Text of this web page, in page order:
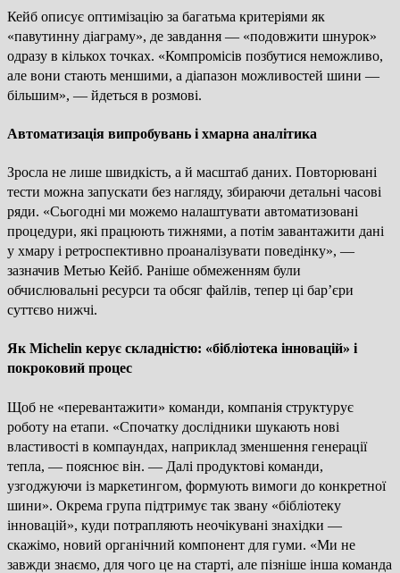
Кейб описує оптимізацію за багатьма критеріями як
«павутинну діаграму», де завдання — «подовжити шнурок»
одразу в кількох точках. «Компромісів позбутися неможливо,
але вони стають меншими, а діапазон можливостей шини —
більшим», — йдеться в розмові.
Автоматизація випробувань і хмарна аналітика
Зросла не лише швидкість, а й масштаб даних. Повторювані
тести можна запускати без нагляду, збираючи детальні часові
ряди. «Сьогодні ми можемо налаштувати автоматизовані
процедури, які працюють тижнями, а потім завантажити дані
у хмару і ретроспективно проаналізувати поведінку», —
зазначив Метью Кейб. Раніше обмеженням були
обчислювальні ресурси та обсяг файлів, тепер ці бар’єри
суттєво нижчі.
Як Michelin керує складністю: «бібліотека інновацій» і
покроковий процес
Щоб не «перевантажити» команди, компанія структурує
роботу на етапи. «Спочатку дослідники шукають нові
властивості в компаундах, наприклад зменшення генерації
тепла, — пояснює він. — Далі продуктові команди,
узгоджуючи із маркетингом, формують вимоги до конкретної
шини». Окрема група підтримує так звану «бібліотеку
інновацій», куди потрапляють неочікувані знахідки —
скажімо, новий органічний компонент для гуми. «Ми не
завжди знаємо, для чого це на старті, але пізніше інша команда